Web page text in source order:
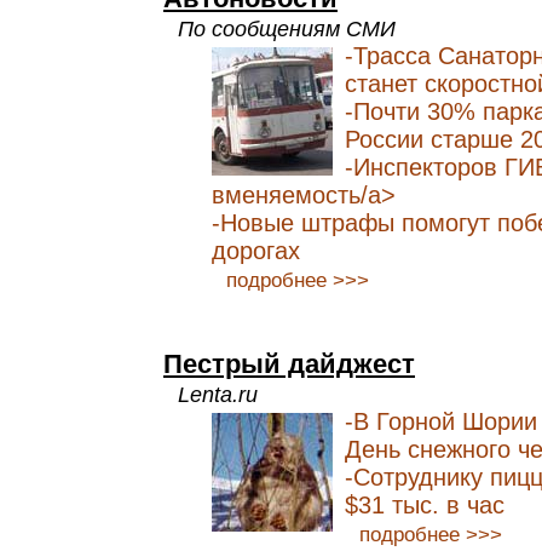
По сообщениям СМИ
-Трасса
станет
-Почти 30%
России старше
-Инспекторов
вменяемость/a>
-Новые штрафы помогут
дорогах
подробнее >>>
Пестрый дайджест
Lenta.ru
-В Горной Шории
День снежного
-Сотруднику
$31 тыс. в час
подробнее >>>